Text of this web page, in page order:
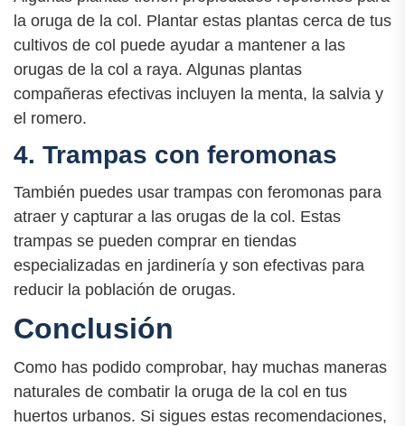
la oruga de la col. Plantar estas plantas cerca de tus
cultivos de col puede ayudar a mantener a las
orugas de la col a raya. Algunas plantas
compañeras efectivas incluyen la menta, la salvia y
el romero.
4. Trampas con feromonas
También puedes usar trampas con feromonas para
atraer y capturar a las orugas de la col. Estas
trampas se pueden comprar en tiendas
especializadas en jardinería y son efectivas para
reducir la población de orugas.
Conclusión
Como has podido comprobar, hay muchas maneras
naturales de combatir la oruga de la col en tus
huertos urbanos. Si sigues estas recomendaciones,